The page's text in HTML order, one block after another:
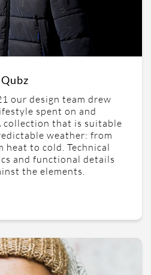
our design team drew
spent on and
collection that is suitable
weather: from
heat to cold. Technical
and functional details
the elements.